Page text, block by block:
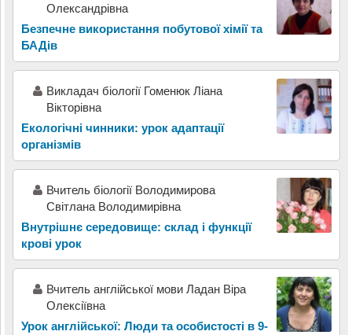
Олександрівна
Безпечне використання побутової хімії та
БАДів
Викладач біології Гоменюк Ліана
Вікторівна
Екологічні чинники: урок адаптації
організмів
Вчитель біології Володимирова
Світлана Володимирівна
Внутрішнє середовище: склад і функції
крові урок
Вчитель англійської мови Ладан Віра
Олексіївна
Урок англійської: Люди та особистості в 9-